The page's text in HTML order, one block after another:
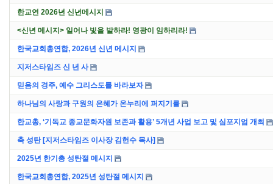
한교연 2026년 신년메시지
<신년 메시지> 일어나 빛을 발하라! 영광이 임하리라!
한국교회총연합, 2026년 신년 메시지
지저스타임즈 신 년 사
믿음의 경주, 예수 그리스도를 바라보자
하나님의 사랑과 구원의 은혜가 온누리에 퍼지기를
한교총, ‘기독교 종교문화자원 보존과 활용’ 5개년 사업 보고 및 심포지엄 개최
축 성탄 [지저스타임즈 이사장 김헌수 목사]
2025년 한기총 성탄절 메시지
한국교회총연합, 2025년 성탄절 메시지